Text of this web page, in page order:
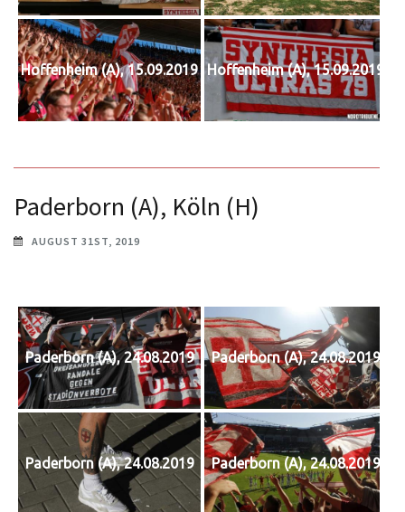
Hoffenheim (A), 15.09.2019 Hoffenheim (A), 15.09.2019
Paderborn (A), Köln (H)
AUGUST 31ST, 2019
Paderborn (A), 24.08.2019 Paderborn (A), 24.08.2019
Paderborn (A), 24.08.2019 Paderborn (A), 24.08.2019